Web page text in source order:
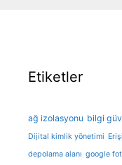
Etiketler
ağ izolasyonu bilgi
Dijital kimlik yönetimi
depolama alanı google